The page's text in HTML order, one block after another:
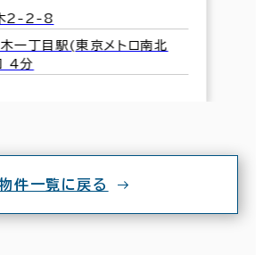
2-2-8
木一丁目駅(東京メトロ南北
4分
件一覧に戻る